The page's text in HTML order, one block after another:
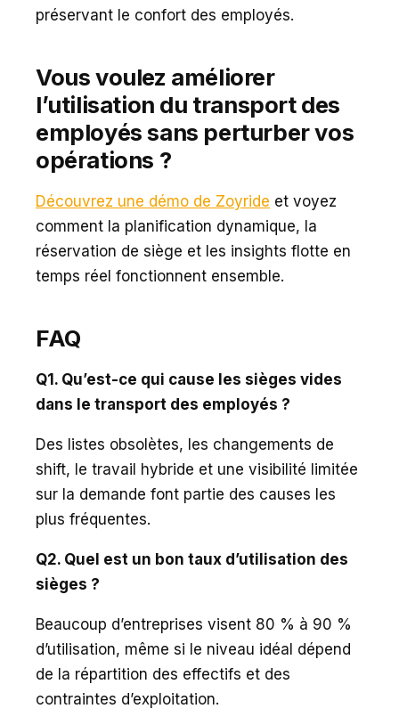
préservant le confort des employés.
Vous voulez améliorer
l’utilisation du transport des
employés sans perturber vos
opérations ?
Découvrez une démo de Zoyride et voyez
comment la planification dynamique, la
réservation de siège et les insights flotte en
temps réel fonctionnent ensemble.
FAQ
Q1. Qu’est-ce qui cause les sièges vides
dans le transport des employés ?
Des listes obsolètes, les changements de
shift, le travail hybride et une visibilité limitée
sur la demande font partie des causes les
plus fréquentes.
Q2. Quel est un bon taux d’utilisation des
sièges ?
Beaucoup d’entreprises visent 80 % à 90 %
d’utilisation, même si le niveau idéal dépend
de la répartition des effectifs et des
contraintes d’exploitation.